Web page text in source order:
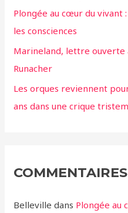
Plongée au cœur du
les consciences
Marineland, lettre ouverte
Runacher
Les orques reviennent
ans dans une crique
Belleville dans Plongée au